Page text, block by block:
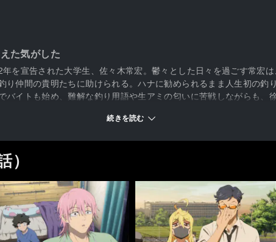
た気がした
を宣告された大学生、佐々木常宏。鬱々とした日々を過ごす常宏
り仲間の貴明たちに助けられる。ハナに勧められるまま人生初の釣
バイトも始め、難解な釣り用語や生アミの匂いに苦戦しながらも、
続きを読む
）